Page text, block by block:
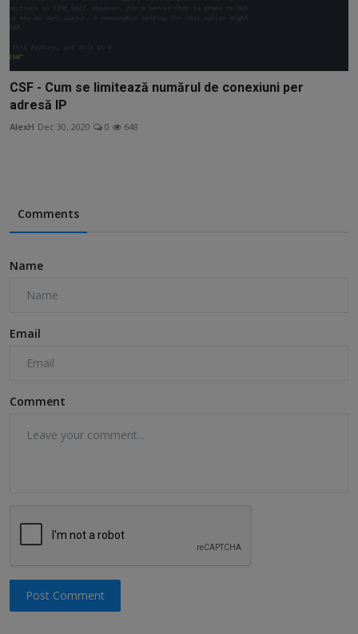
CSF - Cum se limitează numărul de conexiuni per
adresă IP
AlexH Dec 30, 2020 0 648
Comments
Name
Email
Comment
Post Comment